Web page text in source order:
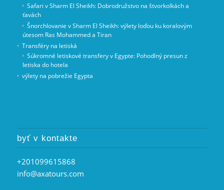
Safari v Sharm El Sheikh: Dobrodružstvo na štvorkolkách a
ťavách
Šnorchlovanie v Sharm El Sheikh: výlety loďou ku koralovým
útesom Ras Mohammed a Tiran
Transféry na letiská
Súkromné letiskové transfery v Egypte: Pohodlný presun z
letiska do hotela
výlety na pobrežie Egypta
byť v kontakte
+201099615868
info@axatours.com